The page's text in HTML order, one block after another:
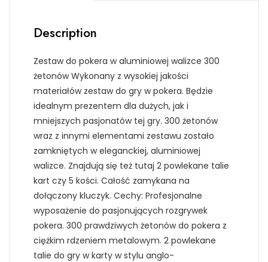
Description
Zestaw do pokera w aluminiowej walizce 300
żetonów Wykonany z wysokiej jakości
materiałów zestaw do gry w pokera. Będzie
idealnym prezentem dla dużych, jak i
mniejszych pasjonatów tej gry. 300 żetonów
wraz z innymi elementami zestawu zostało
zamkniętych w eleganckiej, aluminiowej
walizce. Znajdują się też tutaj 2 powlekane talie
kart czy 5 kości. Całość zamykana na
dołączony kluczyk. Cechy: Profesjonalne
wyposażenie do pasjonujących rozgrywek
pokera. 300 prawdziwych żetonów do pokera z
ciężkim rdzeniem metalowym. 2 powlekane
talie do gry w karty w stylu anglo-